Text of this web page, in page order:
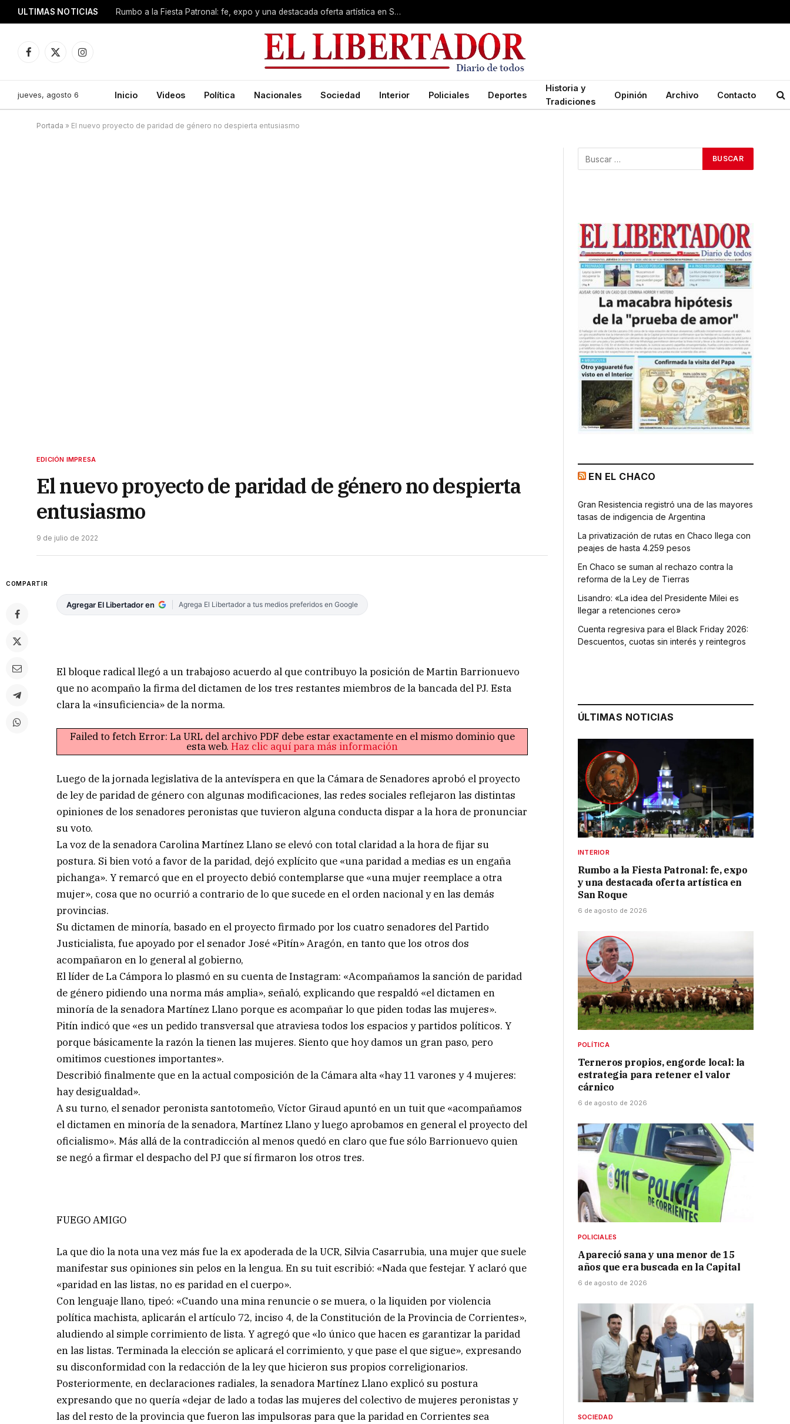
ULTIMAS NOTICIAS Rumbo a la Fiesta Patronal: fe, expo y una destacada oferta artística en San Roque
Facebook
X
Instagram
jueves, agosto 6 Inicio Videos Política Nacionales Sociedad Interior Policiales Deportes
Historia y
Tradiciones
Opinión Archivo Contacto
Portada » El nuevo proyecto de paridad de género no despierta entusiasmo
EDICIÓN IMPRESA
El nuevo proyecto de paridad de género no despierta
entusiasmo
9 de julio de 2022
COMPARTIR
Agregar El Libertador en Agrega El Libertador a tus medios preferidos en Google
El bloque radical llegó a un trabajoso acuerdo al que contribuyo la posición de Martin Barrionuevo
que no acompaño la firma del dictamen de los tres restantes miembros de la bancada del PJ. Esta
clara la «insuficiencia» de la norma.
Failed to fetch Error: La URL del archivo PDF debe estar exactamente en el mismo dominio que
esta web. Haz clic aquí para más información
Luego de la jornada legislativa de la antevíspera en que la Cámara de Senadores aprobó el proyecto
de ley de paridad de género con algunas modificaciones, las redes sociales reflejaron las distintas
opiniones de los senadores peronistas que tuvieron alguna conducta dispar a la hora de pronunciar
su voto.
La voz de la senadora Carolina Martínez Llano se elevó con total claridad a la hora de fijar su
postura. Si bien votó a favor de la paridad, dejó explícito que «una paridad a medias es un engaña
pichanga». Y remarcó que en el proyecto debió contemplarse que «una mujer reemplace a otra
mujer», cosa que no ocurrió a contrario de lo que sucede en el orden nacional y en las demás
provincias.
Su dictamen de minoría, basado en el proyecto firmado por los cuatro senadores del Partido
Justicialista, fue apoyado por el senador José «Pitín» Aragón, en tanto que los otros dos
acompañaron en lo general al gobierno,
El líder de La Cámpora lo plasmó en su cuenta de Instagram: «Acompañamos la sanción de paridad
de género pidiendo una norma más amplia», señaló, explicando que respaldó «el dictamen en
minoría de la senadora Martínez Llano porque es acompañar lo que piden todas las mujeres».
Pitín indicó que «es un pedido transversal que atraviesa todos los espacios y partidos políticos. Y
porque básicamente la razón la tienen las mujeres. Siento que hoy damos un gran paso, pero
omitimos cuestiones importantes».
Describió finalmente que en la actual composición de la Cámara alta «hay 11 varones y 4 mujeres:
hay desigualdad».
A su turno, el senador peronista santotomeño, Víctor Giraud apuntó en un tuit que «acompañamos
el dictamen en minoría de la senadora, Martínez Llano y luego aprobamos en general el proyecto del
oficialismo». Más allá de la contradicción al menos quedó en claro que fue sólo Barrionuevo quien
se negó a firmar el despacho del PJ que sí firmaron los otros tres.
FUEGO AMIGO
La que dio la nota una vez más fue la ex apoderada de la UCR, Silvia Casarrubia, una mujer que suele
manifestar sus opiniones sin pelos en la lengua. En su tuit escribió: «Nada que festejar. Y aclaró que
«paridad en las listas, no es paridad en el cuerpo».
Con lenguaje llano, tipeó: «Cuando una mina renuncie o se muera, o la liquiden por violencia
política machista, aplicarán el artículo 72, inciso 4, de la Constitución de la Provincia de Corrientes»,
aludiendo al simple corrimiento de lista. Y agregó que «lo único que hacen es garantizar la paridad
en las listas. Terminada la elección se aplicará el corrimiento, y que pase el que sigue», expresando
su disconformidad con la redacción de la ley que hicieron sus propios correligionarios.
Posteriormente, en declaraciones radiales, la senadora Martínez Llano explicó su postura
expresando que no quería «dejar de lado a todas las mujeres del colectivo de mujeres peronistas y
las del resto de la provincia que fueron las impulsoras para que la paridad en Corrientes sea
EN EL CHACO
Gran Resistencia registró una de las mayores
tasas de indigencia de Argentina
La privatización de rutas en Chaco llega con
peajes de hasta 4.259 pesos
En Chaco se suman al rechazo contra la
reforma de la Ley de Tierras
Lisandro: «La idea del Presidente Milei es
llegar a retenciones cero»
Cuenta regresiva para el Black Friday 2026:
Descuentos, cuotas sin interés y reintegros
ÚLTIMAS NOTICIAS
INTERIOR
Rumbo a la Fiesta Patronal: fe, expo
y una destacada oferta artística en
San Roque
6 de agosto de 2026
POLÍTICA
Terneros propios, engorde local: la
estrategia para retener el valor
cárnico
6 de agosto de 2026
POLICIALES
Apareció sana y una menor de 15
años que era buscada en la Capital
6 de agosto de 2026
SOCIEDAD